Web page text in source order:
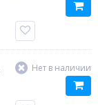
Нет в наличии